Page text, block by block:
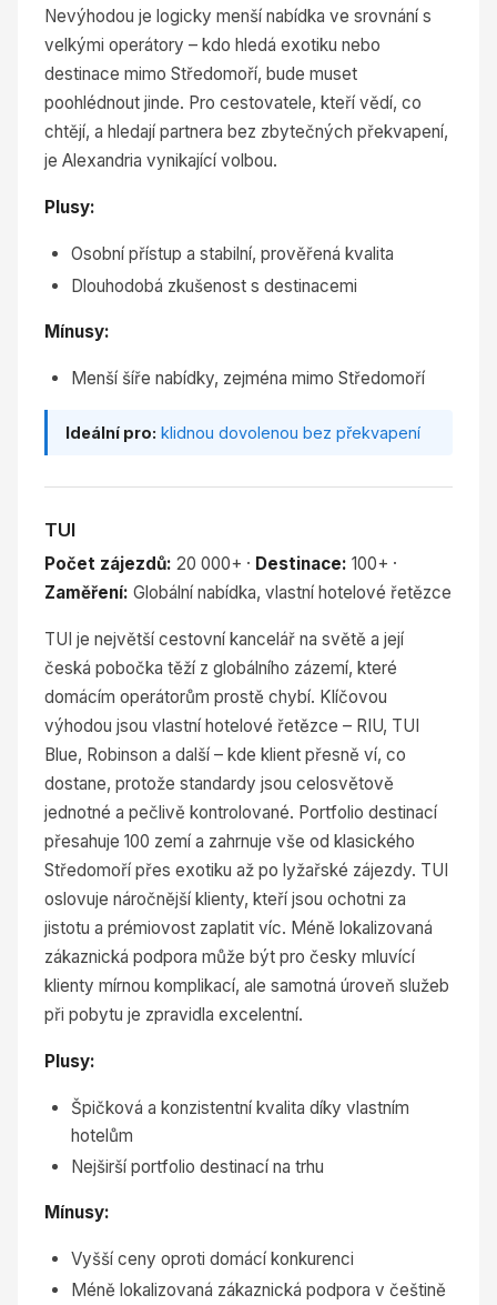
Nevýhodou je logicky menší nabídka ve srovnání s
velkými operátory – kdo hledá exotiku nebo
destinace mimo Středomoří, bude muset
poohlédnout jinde. Pro cestovatele, kteří vědí, co
chtějí, a hledají partnera bez zbytečných překvapení,
je Alexandria vynikající volbou.
Plusy:
Osobní přístup a stabilní, prověřená kvalita
Dlouhodobá zkušenost s destinacemi
Mínusy:
Menší šíře nabídky, zejména mimo Středomoří
Ideální pro: klidnou dovolenou bez překvapení
TUI
Počet zájezdů: 20 000+ · Destinace: 100+ ·
Zaměření: Globální nabídka, vlastní hotelové řetězce
TUI je největší cestovní kancelář na světě a její
česká pobočka těží z globálního zázemí, které
domácím operátorům prostě chybí. Klíčovou
výhodou jsou vlastní hotelové řetězce – RIU, TUI
Blue, Robinson a další – kde klient přesně ví, co
dostane, protože standardy jsou celosvětově
jednotné a pečlivě kontrolované. Portfolio destinací
přesahuje 100 zemí a zahrnuje vše od klasického
Středomoří přes exotiku až po lyžařské zájezdy. TUI
oslovuje náročnější klienty, kteří jsou ochotni za
jistotu a prémiovost zaplatit víc. Méně lokalizovaná
zákaznická podpora může být pro česky mluvící
klienty mírnou komplikací, ale samotná úroveň služeb
při pobytu je zpravidla excelentní.
Plusy:
Špičková a konzistentní kvalita díky vlastním
hotelům
Nejširší portfolio destinací na trhu
Mínusy:
Vyšší ceny oproti domácí konkurenci
Méně lokalizovaná zákaznická podpora v češtině